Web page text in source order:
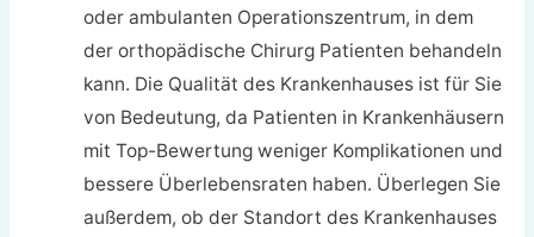
oder ambulanten Operationszentrum, in dem
der orthopädische Chirurg Patienten behandeln
kann. Die Qualität des Krankenhauses ist für Sie
von Bedeutung, da Patienten in Krankenhäusern
mit Top-Bewertung weniger Komplikationen und
bessere Überlebensraten haben. Überlegen Sie
außerdem, ob der Standort des Krankenhauses